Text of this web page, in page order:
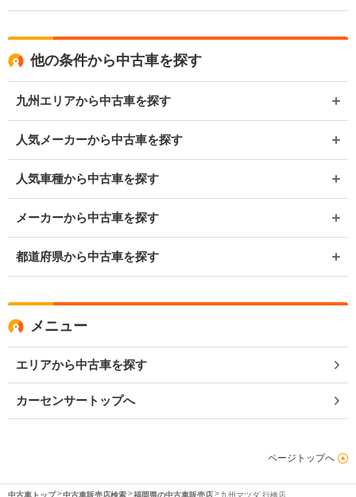
他の条件から中古車を探す
九州エリアから中古車を探す
人気メーカーから中古車を探す
人気車種から中古車を探す
メーカーから中古車を探す
都道府県から中古車を探す
メニュー
エリアから中古車を探す
カーセンサートップへ
ページトップへ
中古車トップ 中古車販売店検索 福岡県の中古車販売店 九州マツダ 行橋店